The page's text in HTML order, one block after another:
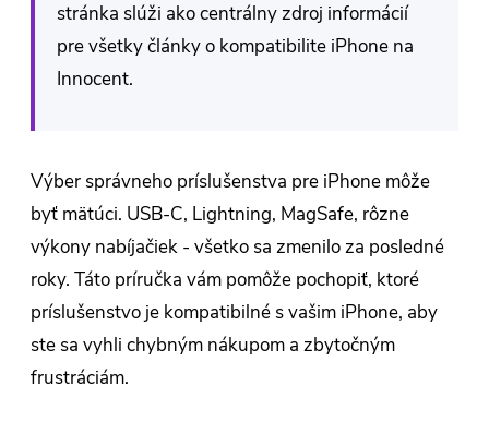
stránka slúži ako centrálny zdroj informácií
pre všetky články o kompatibilite iPhone na
Innocent.
Výber správneho príslušenstva pre iPhone môže
byť mätúci. USB-C, Lightning, MagSafe, rôzne
výkony nabíjačiek - všetko sa zmenilo za posledné
roky. Táto príručka vám pomôže pochopiť, ktoré
príslušenstvo je kompatibilné s vašim iPhone, aby
ste sa vyhli chybným nákupom a zbytočným
frustráciám.